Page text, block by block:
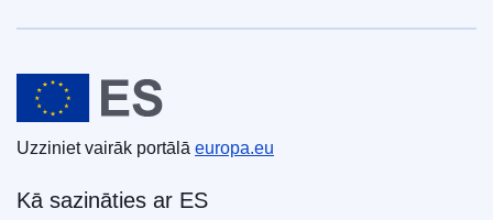
Eiropas Savienība
Uzziniet vairāk portālā europa.eu
Kā sazināties ar ES